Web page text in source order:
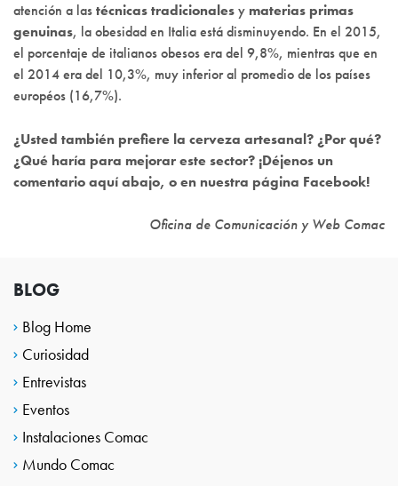
BLOG
Blog Home
Curiosidad
Entrevistas
Eventos
Instalaciones Comac
Mundo Comac
atención a lastécnicas tradicionalesy materias primas
genuinas, la obesidad en Italia está disminuyendo. En el 2015,
el porcentaje de italianos obesos era del 9,8%, mientras que en
el 2014 era del 10,3%, muy inferior al promedio de los países
européos (16,7%).
¿Usted también prefiere la cerveza artesanal? ¿Por qué?
¿Qué haría para mejorar este sector? ¡Déjenos un
comentario aquí abajo, o en nuestra página Facebook!
Oficina de Comunicación y Web Comac